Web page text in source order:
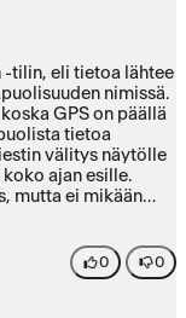
-tilin, eli tietoa lähtee
nimissä.
GPS on päällä
tietoa
välitys näytölle
ajan esille.
mutta ei mikään
0 0